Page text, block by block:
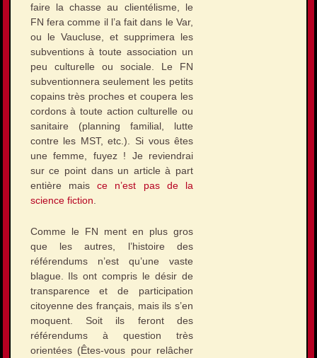
faire la chasse au clientélisme, le
FN fera comme il l’a fait dans le Var,
ou le Vaucluse, et supprimera les
subventions à toute association un
peu culturelle ou sociale. Le FN
subventionnera seulement les petits
copains très proches et coupera les
cordons à toute action culturelle ou
sanitaire (planning familial, lutte
contre les MST, etc.). Si vous êtes
une femme, fuyez ! Je reviendrai
sur ce point dans un article à part
entière maisce n’est pas de la
science fiction
Comme le FN ment en plus gros
que les autres, l’histoire des
référendums n’est qu’une vaste
blague. Ils ont compris le désir de
transparence et de participation
citoyenne des français, mais ils s’en
moquent. Soit ils feront des
référendums à question très
orientées (Êtes-vous pour relâcher